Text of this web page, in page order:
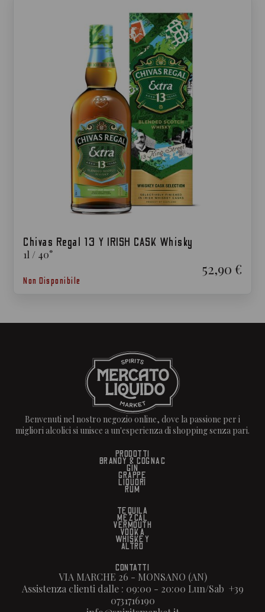
Chivas Regal 13 Y IRISH CASK Whisky
1l / 40°
52,90 €
Non Disponibile
Benvenuti nel nostro negozio online, dove la passione per i
migliori alcolici si unisce a un'esperienza di shopping senza pari.
CONTATTI
VIA MARCHE 26 - MONSANO (AN)
Assistenza clienti dalle : 09:00 - 20:00 Lun/Sab +39
0731716190
PRODOTTI
BRANDY & COGNAC
GIN
GRAPPE
LIQUORI
RUM
TEQUILA
MEZCAL
VERMOUTH
VODKA
WHISKEY
ALTRO